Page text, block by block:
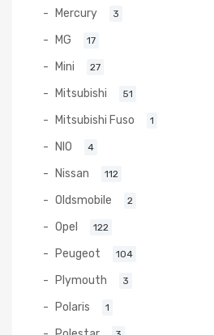
Mercury 3
MG 17
Mini 27
Mitsubishi 51
Mitsubishi Fuso 1
NIO 4
Nissan 112
Oldsmobile 2
Opel 122
Peugeot 104
Plymouth 3
Polaris 1